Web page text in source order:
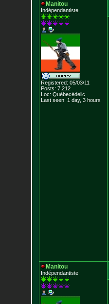
Manitou
Indépendantiste
Registered: 05/03/11
Posts: 7,212
Loc: Québecédelic
Last seen: 1 day, 3 hours
Manitou
Indépendantiste